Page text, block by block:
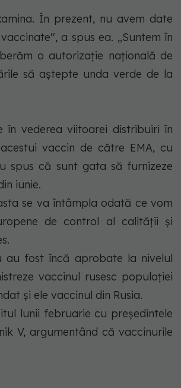
În prezent, nu avem date
a spus ea. „Suntem în
o autorizaţie naţională de
să aştepte unda verde de la
vederea viitoarei distribuiri în
vaccin de către EMA, cu
spus că sunt gata să furnizeze
iunie.
se va întâmpla odată ce vom
de control al calităţii şi
fost încă aprobate la nivelul
vaccinul rusesc populaţiei
şi ele vaccinul din Rusia.
lunii februarie cu preşedintele
V, argumentând că vaccinurile